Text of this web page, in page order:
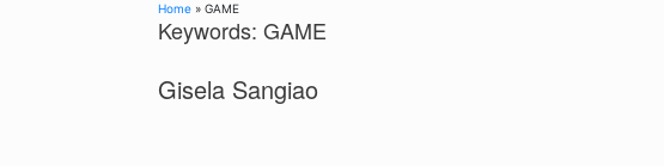
Home » GAME
Keywords: GAME
Gisela Sangiao